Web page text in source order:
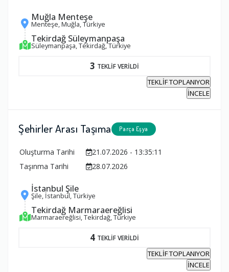
Muğla Menteşe
Menteşe, Muğla, Türkiye
Tekirdağ Süleymanpaşa
Süleymanpaşa, Tekirdağ, Türkiye
3 TEKLİF VERİLDİ
TEKLİF TOPLANIYOR
İNCELE
Şehirler Arası Taşıma Parça Eşya
Oluşturma Tarihi
21.07.2026 - 13:35:11
Taşınma Tarihi
28.07.2026
İstanbul Şile
Şile, İstanbul, Türkiye
Tekirdağ Marmaraereğlisi
Marmaraereğlisi, Tekirdağ, Türkiye
4 TEKLİF VERİLDİ
TEKLİF TOPLANIYOR
İNCELE